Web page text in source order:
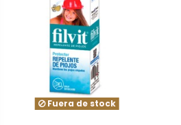
Fuera de stock